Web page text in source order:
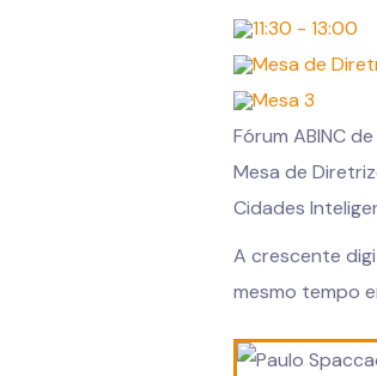
11:30 - 13:00
Mesa de
Mesa 3
Fórum ABINC
Mesa de
Cidades
A crescente
mesmo tempo